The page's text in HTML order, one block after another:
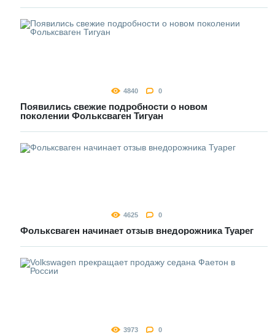
4840 0
Появились свежие подробности о новом
поколении Фольксваген Тигуан
4625 0
Фольксваген начинает отзыв внедорожника Туарег
3973 0